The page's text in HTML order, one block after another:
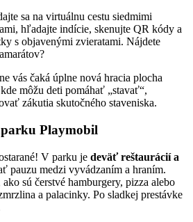
sa na virtuálnu cestu siedmimi
hľadajte indície, skenujte QR kódy a
s objavenými zvieratami. Nájdete
vás čaká úplne nová hracia plocha
môžu deti pomáhať „stavať“,
zákutia skutočného staveniska.
Playmobil
V parku je deväť reštaurácií a
pauzu medzi vyvádzaním a hraním.
sú čerstvé hamburgery, pizza alebo
a palacinky. Po sladkej prestávke